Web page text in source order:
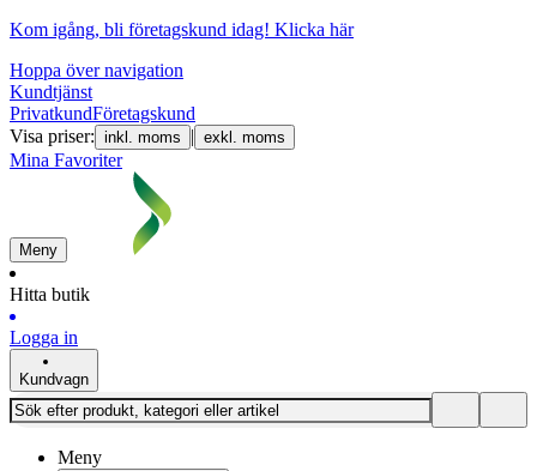
Kom igång, bli företagskund idag! Klicka här
Hoppa över navigation
Kundtjänst
PrivatkundFöretagskund
Visa priser: inkl. moms | exkl. moms
Mina Favoriter
Meny
Hitta butik
Logga in
Kundvagn
Meny